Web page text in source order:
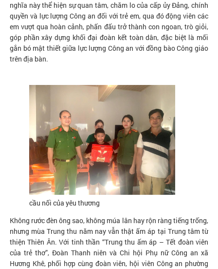
nghĩa này thể hiện sự quan tâm, chăm lo của cấp ủy Đảng, chính
quyền và lực lượng Công an đối với trẻ em, qua đó động viên các
em vượt qua hoàn cảnh, phấn đấu trở thành con ngoan, trò giỏi,
góp phần xây dựng khối đại đoàn kết toàn dân, đặc biệt là mối
gắn bó mật thiết giữa lực lượng Công an với đồng bào Công giáo
trên địa bàn.
cầu nối của yêu thương
Không rước đèn ông sao, không múa lân hay rộn ràng tiếng trống,
nhưng mùa Trung thu năm nay vẫn thật ấm áp tại Trung tâm từ
thiện Thiên Ân. Với tinh thần “Trung thu ấm áp – Tết đoàn viên
của trẻ thơ”, Đoàn Thanh niên và Chi hội Phụ nữ Công an xã
Hương Khê, phối hợp cùng đoàn viên, hội viên Công an phường